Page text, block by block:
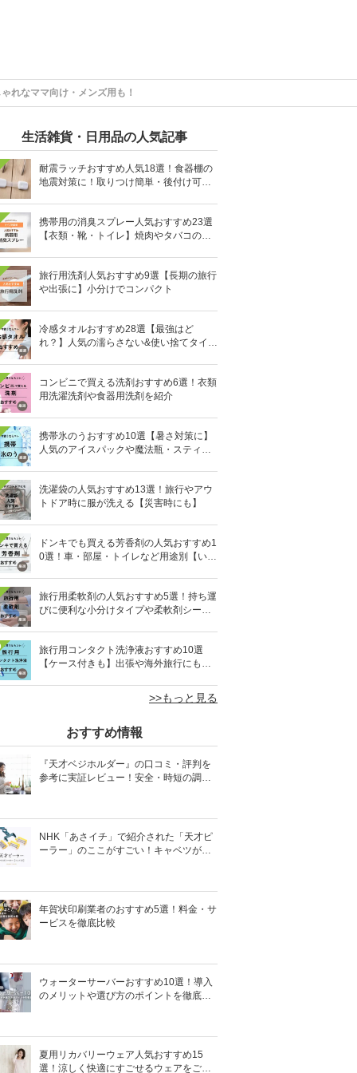
れなママ向け・メンズ用も！
生活雑貨・日用品の人気記事
耐震ラッチおすすめ人気18選！食器棚の
地震対策に！取りつけ簡単・後付け可能
携帯用の消臭スプレー人気おすすめ23選
【衣類・靴・トイレ】焼肉やタバコのニ
旅行用洗剤人気おすすめ9選【長期の旅行
や出張に】小分けでコンパクト
冷感タオルおすすめ28選【最強はど
れ？】人気の濡らさない&使い捨てタイプ
コンビニで買える洗剤おすすめ6選！衣類
用洗濯洗剤や食器用洗剤を紹介
携帯氷のうおすすめ10選【暑さ対策に】
人気のアイスパックや魔法瓶・スティッ
洗濯袋の人気おすすめ13選！旅行やアウ
トドア時に服が洗える【災害時にも】
ドンキでも買える芳香剤の人気おすすめ1
0選！車・部屋・トイレなど用途別【いい
旅行用柔軟剤の人気おすすめ5選！持ち運
びに便利な小分けタイプや柔軟剤シート
旅行用コンタクト洗浄液おすすめ10選
【ケース付きも】出張や海外旅行にも便
>>もっと見る
おすすめ情報
『天才ベジホルダー』の口コミ・評判を
参考に実証レビュー！安全・時短の調理
NHK「あさイチ」で紹介された「天才ピ
ーラー」のここがすごい！キャベツがほ
年賀状印刷業者のおすすめ5選！料金・サ
ービスを徹底比較
ウォーターサーバーおすすめ10選！導入
のメリットや選び方のポイントを徹底解
夏用リカバリーウェア人気おすすめ15
選！涼しく快適にすごせるウェアをご紹